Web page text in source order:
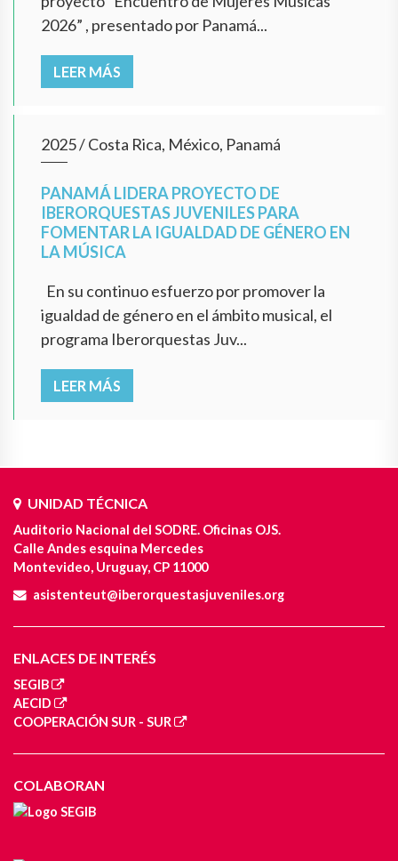
2026” , presentado por Panamá...
LEER MÁS
2025/Costa Rica, México, Panamá
PANAMÁ LIDERA PROYECTO DE
IBERORQUESTAS JUVENILES PARA
FOMENTAR LA IGUALDAD DE GÉNERO EN
LA MÚSICA
En su continuo esfuerzo por promover la
igualdad de género en el ámbito musical, el
programa Iberorquestas Juv...
LEER MÁS
UNIDAD TÉCNICA
Auditorio Nacional del SODRE. Oficinas OJS.
Calle Andes esquina Mercedes
Montevideo, Uruguay, CP 11000
asistenteut@iberorquestasjuveniles.org
ENLACES DE INTERÉS
SEGIB
AECID
COOPERACIÓN SUR - SUR
COLABORAN